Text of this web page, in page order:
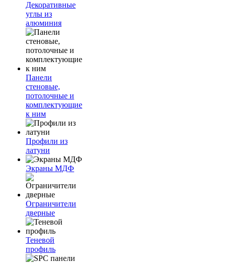
Декоративные
углы из
алюминия
Панели
стеновые,
потолочные и
комплектующие
к ним
Профили из
латуни
Экраны МДФ
Ограничители
дверные
Теневой
профиль